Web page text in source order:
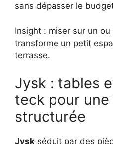
sans dépasser le
Insight : miser sur un
transforme un petit
terrasse.
Jysk : tables
teck pour
structurée
Jysk séduit par des